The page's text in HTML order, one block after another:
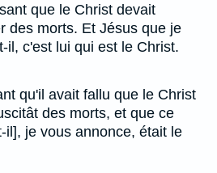
que le Christ devait
des morts. Et Jésus que je
il, c'est lui qui est le Christ.
qu'il avait fallu que le Christ
des morts, et que ce
il], je vous annonce, était le